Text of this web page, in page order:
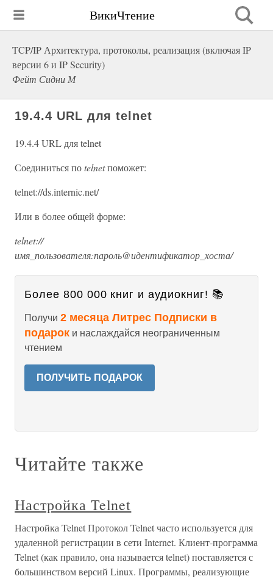
ВикиЧтение
TCP/IP Архитектура, протоколы, реализация (включая IP
версии 6 и IP Security)
Фейт Сидни М
19.4.4 URL для telnet
19.4.4 URL для telnet
Соединиться поtelnetпоможет:
telnet://ds.internic.net/
Или в более общей форме:
telnet://
имя_пользователя:пароль@идентификатор_хоста/
Более 800 000 книг и аудиокниг! 📚
Получи 2 месяца Литрес Подписки в
подарок и наслаждайся неограниченным
чтением
ПОЛУЧИТЬ ПОДАРОК
Читайте также
Настройка Telnet
Настройка Telnet Протокол Telnet часто используется для
удаленной регистрации в сети Internet. Клиент-программа
Telnet (как правило, она называется telnet) поставляется с
большинством версий Linux. Программы, реализующие